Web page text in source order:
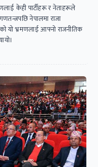
केही पार्टीहरू र नेताहरूले
नेपालमा राजा
यो भ्रमणलाई आफ्नो राजनीतिक